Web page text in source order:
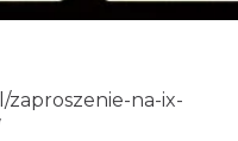
zaproszenie-na-ix-